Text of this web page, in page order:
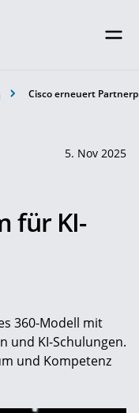
Cisco erneuert
5. Nov 2025
für KI-
360-Modell mit
und KI-Schulungen.
und Kompetenz